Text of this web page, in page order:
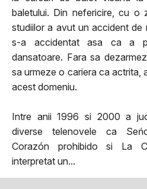
baletului. Din nefericire, cu o
studiilor a avut un accident de
s-a accidentat asa ca a
dansatoare. Fara sa
sa urmeze o cariera ca actrita,
acest domeniu.
Intre anii 1996 si 2000 a
diverse telenovele ca
Corazón prohibido si La
interpretat un...